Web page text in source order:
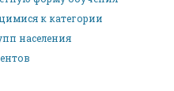
к категории
населения